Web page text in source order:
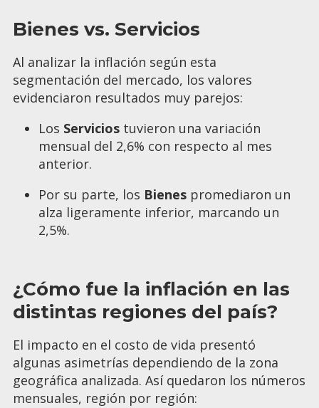
Bienes vs. Servicios
Al analizar la inflación según esta
segmentación del mercado, los valores
evidenciaron resultados muy parejos:
Los Servicios tuvieron una variación
mensual del 2,6% con respecto al mes
anterior.
Por su parte, los Bienes promediaron un
alza ligeramente inferior, marcando un
2,5%.
¿Cómo fue la inflación en las
distintas regiones del país?
El impacto en el costo de vida presentó
algunas asimetrías dependiendo de la zona
geográfica analizada. Así quedaron los números
mensuales, región por región: